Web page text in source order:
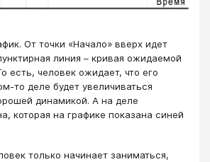
От точки «Начало» вверх идет
линия – кривая ожидаемой
есть, человек ожидает, что его
то деле будет увеличиваться
динамикой. А на деле
которая на графике показана синей
только начинает заниматься,